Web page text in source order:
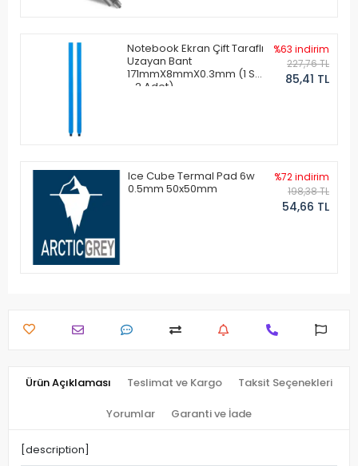
Notebook Ekran Çift Taraflı
Uzayan Bant
171mmX8mmX0.3mm (1 Set
- 2 Adet)
%63 indirim
227,76 TL
85,41 TL
Ice Cube Termal Pad 6w
0.5mm 50x50mm
%72 indirim
198,38 TL
54,66 TL
Ürün Açıklaması Teslimat ve Kargo Taksit Seçenekleri
Yorumlar Garanti ve İade
[description]